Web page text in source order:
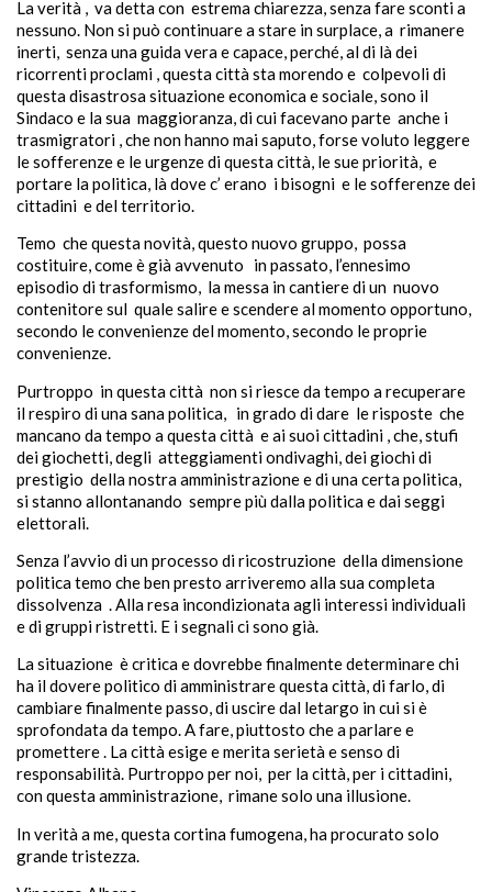
La verità , va detta con estrema chiarezza, senza fare sconti a
nessuno. Non si può continuare a stare in surplace, a rimanere
inerti, senza una guida vera e capace, perché, al di là dei
ricorrenti proclami , questa città sta morendo e colpevoli di
questa disastrosa situazione economica e sociale, sono il
Sindaco e la sua maggioranza, di cui facevano parte anche i
trasmigratori , che non hanno mai saputo, forse voluto leggere
le sofferenze e le urgenze di questa città, le sue priorità, e
portare la politica, là dove c’ erano i bisogni e le sofferenze dei
cittadini e del territorio.
Temo che questa novità, questo nuovo gruppo, possa
costituire, come è già avvenuto in passato, l’ennesimo
episodio di trasformismo, la messa in cantiere di un nuovo
contenitore sul quale salire e scendere al momento opportuno,
secondo le convenienze del momento, secondo le proprie
convenienze.
Purtroppo in questa città non si riesce da tempo a recuperare
il respiro di una sana politica, in grado di dare le risposte che
mancano da tempo a questa città e ai suoi cittadini , che, stufi
dei giochetti, degli atteggiamenti ondivaghi, dei giochi di
prestigio della nostra amministrazione e di una certa politica,
si stanno allontanando sempre più dalla politica e dai seggi
elettorali.
Senza l’avvio di un processo di ricostruzione della dimensione
politica temo che ben presto arriveremo alla sua completa
dissolvenza . Alla resa incondizionata agli interessi individuali
e di gruppi ristretti. E i segnali ci sono già.
La situazione è critica e dovrebbe finalmente determinare chi
ha il dovere politico di amministrare questa città, di farlo, di
cambiare finalmente passo, di uscire dal letargo in cui si è
sprofondata da tempo. A fare, piuttosto che a parlare e
promettere . La città esige e merita serietà e senso di
responsabilità. Purtroppo per noi, per la città, per i cittadini,
con questa amministrazione, rimane solo una illusione.
In verità a me, questa cortina fumogena, ha procurato solo
grande tristezza.